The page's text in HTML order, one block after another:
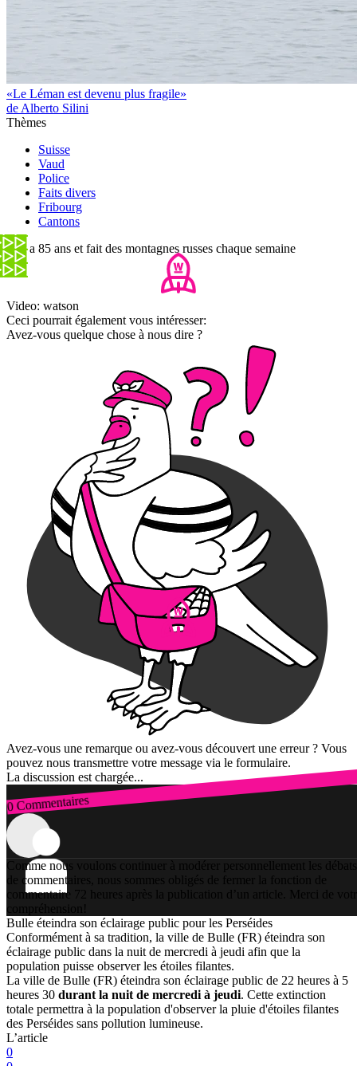
«Le Léman est devenu plus fragile»
de Alberto Silini
Thèmes
Suisse
Vaud
Police
Faits divers
Fribourg
Cantons
Elle a 85 ans et fait des montagnes russes chaque semaine
Video: watson
Ceci pourrait également vous intéresser:
Avez-vous quelque chose à nous dire ?
Avez-vous une remarque ou avez-vous découvert une erreur ? Vous
pouvez nous transmettre votre message via le formulaire.
La discussion est chargée...
0 Commentaires
Connexion
Comme nous voulons continuer à modérer personnellement les débats
de commentaires, nous sommes obligés de fermer la fonction de
commentaire 72 heures après la publication d’un article. Merci de
compréhension!
Bulle éteindra son éclairage public pour les Perséides
Conformément à sa tradition, la ville de Bulle (FR) éteindra son
éclairage public dans la nuit de mercredi à jeudi afin que la
population puisse observer les étoiles filantes.
La ville de Bulle (FR) éteindra son éclairage public de 22 heures à 5
heures 30 durant la nuit de mercredi à jeudi. Cette extinction
totale permettra à la population d'observer la pluie d'étoiles filantes
des Perséides sans pollution lumineuse.
L’article
0